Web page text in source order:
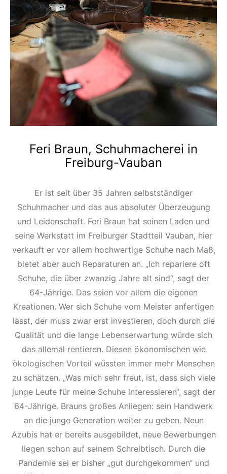
Feri Braun, Schuhmacherei in
Freiburg-Vauban
Er ist seit über 35 Jahren selbstständiger
Schuhmacher und das aus absoluter Überzeugung
und Leidenschaft. Feri Braun hat seinen Laden und
seine Werkstatt im Freiburger Stadtteil Vauban, hier
verkauft er vor allem hochwertige Schuhe nach Maß,
bietet aber auch Reparaturen an. „Ich repariere oft
Schuhe, die über zwanzig Jahre alt sind“, sagt der
64-Jährige. Das seien vor allem die eigenen
Kreationen. Wer sich Schuhe vom Meister anfertigen
lässt, der muss zwar erst investieren, doch durch die
Qualität und die lange Lebenserwartung würde sich
das allemal rentieren. Diesen ökonomischen wie
ökologischen Vorteil wüssten immer mehr Menschen
zu schätzen. „Was mich sehr freut, ist, dass sich viele
junge Leute für meine Schuhe interessieren“, sagt der
64-Jährige. Brauns großes Anliegen: sein Handwerk
an die junge Generation weiter zu geben. Neun
Azubis hat er bereits ausgebildet, neue Bewerbungen
liegen schon auf seinem Schreibtisch. Durch die
Pandemie sei er bisher „gut durchgekommen“ und